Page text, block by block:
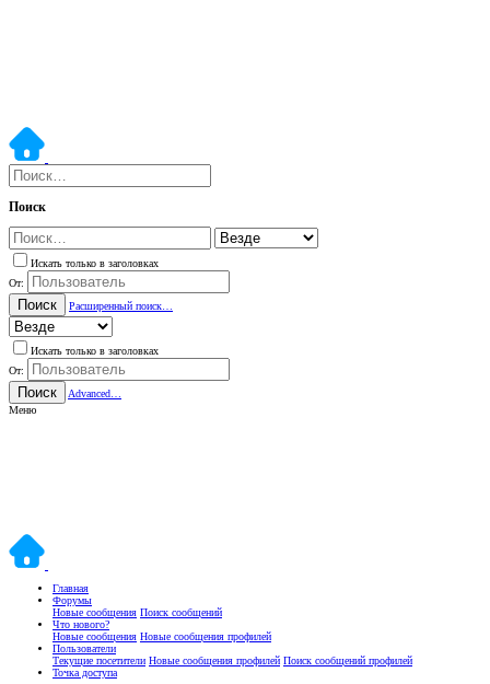
Поиск
Искать только в заголовках
От:
Поиск Расширенный поиск…
Искать только в заголовках
От:
Поиск
Advanced…
Меню
Главная
Форумы
Новые сообщения Поиск сообщений
Что нового?
Новые сообщения Новые сообщения профилей
Пользователи
Текущие посетители Новые сообщения профилей Поиск сообщений профилей
Точка доступа